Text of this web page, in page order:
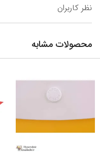
نظر کاربران
محصولات مشابه